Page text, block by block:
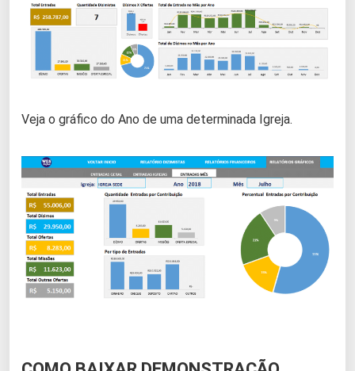
Veja o gráfico do Ano de uma determinada Igreja.